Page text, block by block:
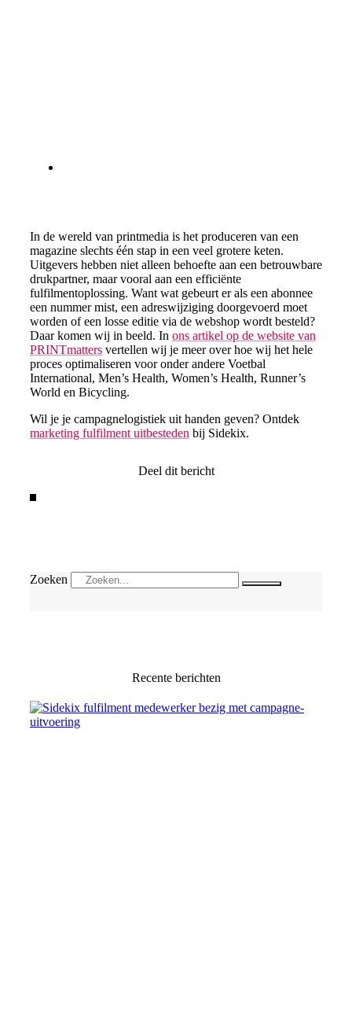
In de wereld van printmedia is het produceren van een
magazine slechts één stap in een veel grotere keten.
Uitgevers hebben niet alleen behoefte aan een betrouwbare
drukpartner, maar vooral aan een efficiënte
fulfilmentoplossing. Want wat gebeurt er als een abonnee
een nummer mist, een adreswijziging doorgevoerd moet
worden of een losse editie via de webshop wordt besteld?
Daar komen wij in beeld. In ons artikel op de website van
PRINTmatters vertellen wij je meer over hoe wij het hele
proces optimaliseren voor onder andere Voetbal
International, Men’s Health, Women’s Health, Runner’s
World en Bicycling.
Wil je je campagnelogistiek uit handen geven? Ontdek
marketing fulfilment uitbesteden bij Sidekix.
Deel dit bericht
Zoeken
Recente berichten